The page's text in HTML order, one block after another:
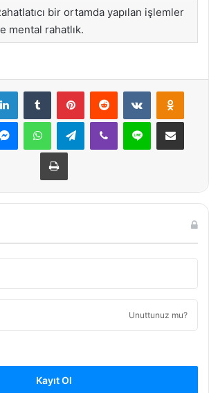
bir ortamda yapılan işlemler
mental rahatlık.
LinkedInTumblr PinterestReddit VKontakte
MessengerWhatsAppTelegramViber Line E-Posta ile
Yazdır
Unuttunuz mu?
Kayıt Ol